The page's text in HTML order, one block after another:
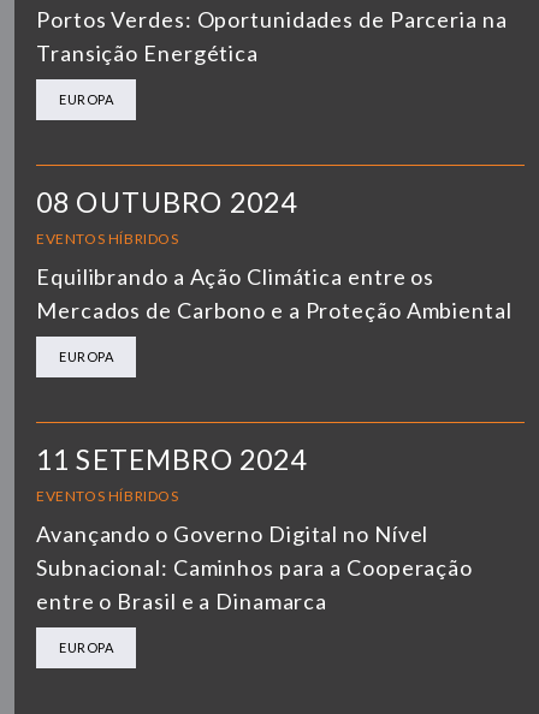
Portos Verdes: Oportunidades de Parceria na
Transição Energética
EUROPA
08 OUTUBRO 2024
EVENTOS HÍBRIDOS
Equilibrando a Ação Climática entre os
Mercados de Carbono e a Proteção Ambiental
EUROPA
11 SETEMBRO 2024
EVENTOS HÍBRIDOS
Avançando o Governo Digital no Nível
Subnacional: Caminhos para a Cooperação
entre o Brasil e a Dinamarca
EUROPA